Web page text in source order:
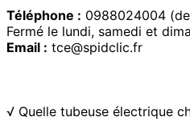
Téléphone : 0988024004
Fermé le lundi, samedi et
Email : tce@spidclic.fr
√ Quelle tubeuse électrique